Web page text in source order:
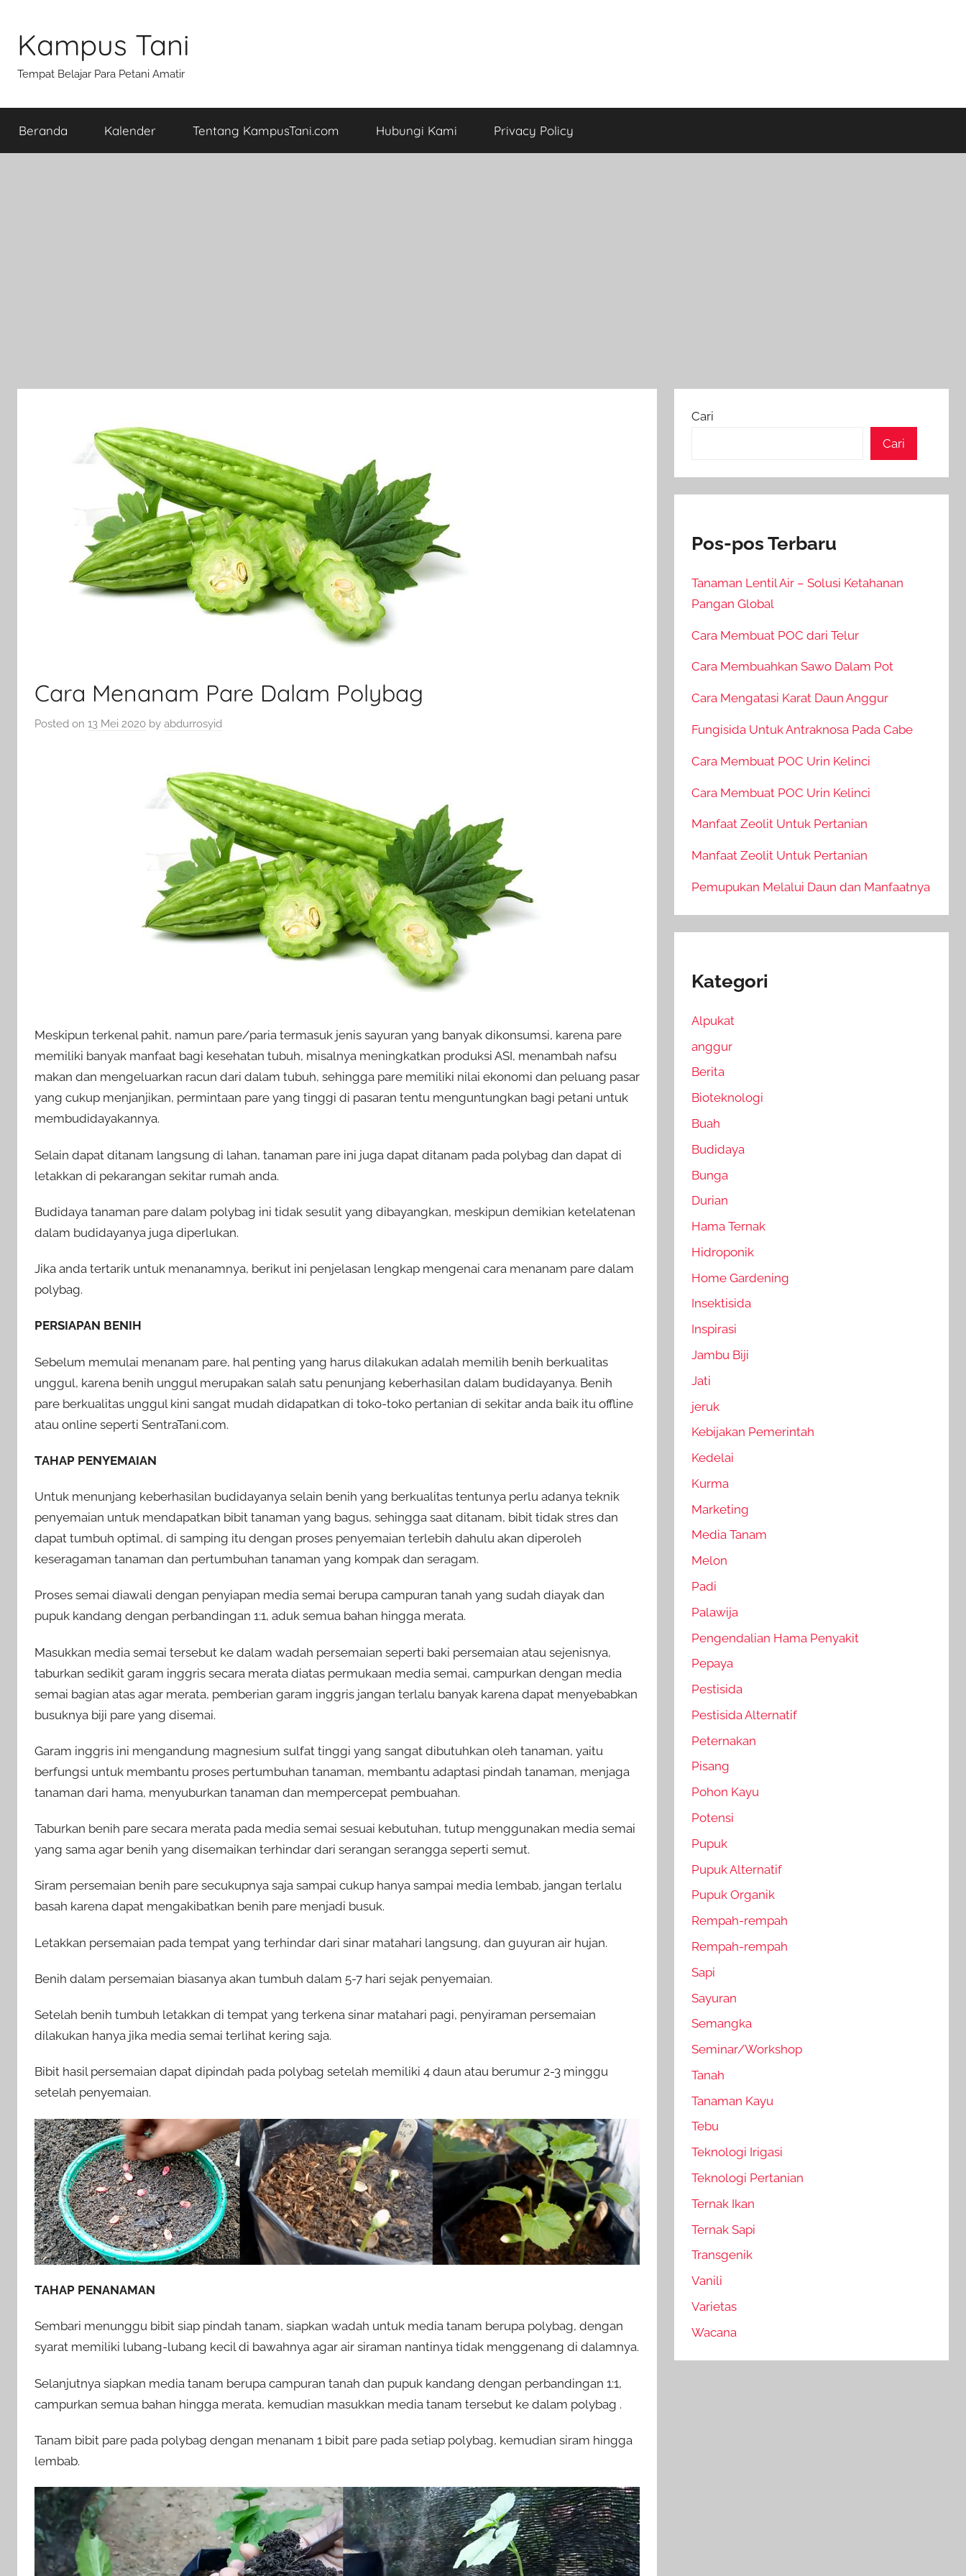
content
Kampus Tani
Tempat Belajar Para Petani Amatir
Beranda Kalender Tentang KampusTani.com Hubungi Kami Privacy Policy
Cara Menanam Pare Dalam Polybag
Posted on 13 Mei 2020 by abdurrosyid
Meskipun terkenal pahit, namun pare/paria termasuk jenis sayuran yang banyak dikonsumsi, karena pare
memiliki banyak manfaat bagi kesehatan tubuh, misalnya meningkatkan produksi ASI, menambah nafsu
makan dan mengeluarkan racun dari dalam tubuh, sehingga pare memiliki nilai ekonomi dan peluang pasar
yang cukup menjanjikan, permintaan pare yang tinggi di pasaran tentu menguntungkan bagi petani untuk
membudidayakannya.
Selain dapat ditanam langsung di lahan, tanaman pare ini juga dapat ditanam pada polybag dan dapat di
letakkan di pekarangan sekitar rumah anda.
Budidaya tanaman pare dalam polybag ini tidak sesulit yang dibayangkan, meskipun demikian ketelatenan
dalam budidayanya juga diperlukan.
Jika anda tertarik untuk menanamnya, berikut ini penjelasan lengkap mengenai cara menanam pare dalam
polybag.
PERSIAPAN BENIH
Sebelum memulai menanam pare, hal penting yang harus dilakukan adalah memilih benih berkualitas
unggul, karena benih unggul merupakan salah satu penunjang keberhasilan dalam budidayanya. Benih
pare berkualitas unggul kini sangat mudah didapatkan di toko-toko pertanian di sekitar anda baik itu offline
atau online seperti SentraTani.com.
TAHAP PENYEMAIAN
Untuk menunjang keberhasilan budidayanya selain benih yang berkualitas tentunya perlu adanya teknik
penyemaian untuk mendapatkan bibit tanaman yang bagus, sehingga saat ditanam, bibit tidak stres dan
dapat tumbuh optimal, di samping itu dengan proses penyemaian terlebih dahulu akan diperoleh
keseragaman tanaman dan pertumbuhan tanaman yang kompak dan seragam.
Proses semai diawali dengan penyiapan media semai berupa campuran tanah yang sudah diayak dan
pupuk kandang dengan perbandingan 1:1, aduk semua bahan hingga merata.
Masukkan media semai tersebut ke dalam wadah persemaian seperti baki persemaian atau sejenisnya,
taburkan sedikit garam inggris secara merata diatas permukaan media semai, campurkan dengan media
semai bagian atas agar merata, pemberian garam inggris jangan terlalu banyak karena dapat menyebabkan
busuknya biji pare yang disemai.
Garam inggris ini mengandung magnesium sulfat tinggi yang sangat dibutuhkan oleh tanaman, yaitu
berfungsi untuk membantu proses pertumbuhan tanaman, membantu adaptasi pindah tanaman, menjaga
tanaman dari hama, menyuburkan tanaman dan mempercepat pembuahan.
Taburkan benih pare secara merata pada media semai sesuai kebutuhan, tutup menggunakan media semai
yang sama agar benih yang disemaikan terhindar dari serangan serangga seperti semut.
Siram persemaian benih pare secukupnya saja sampai cukup hanya sampai media lembab, jangan terlalu
basah karena dapat mengakibatkan benih pare menjadi busuk.
Letakkan persemaian pada tempat yang terhindar dari sinar matahari langsung, dan guyuran air hujan.
Benih dalam persemaian biasanya akan tumbuh dalam 5-7 hari sejak penyemaian.
Setelah benih tumbuh letakkan di tempat yang terkena sinar matahari pagi, penyiraman persemaian
dilakukan hanya jika media semai terlihat kering saja.
Bibit hasil persemaian dapat dipindah pada polybag setelah memiliki 4 daun atau berumur 2-3 minggu
setelah penyemaian.
TAHAP PENANAMAN
Sembari menunggu bibit siap pindah tanam, siapkan wadah untuk media tanam berupa polybag, dengan
syarat memiliki lubang-lubang kecil di bawahnya agar air siraman nantinya tidak menggenang di dalamnya.
Selanjutnya siapkan media tanam berupa campuran tanah dan pupuk kandang dengan perbandingan 1:1,
campurkan semua bahan hingga merata, kemudian masukkan media tanam tersebut ke dalam polybag .
Tanam bibit pare pada polybag dengan menanam 1 bibit pare pada setiap polybag, kemudian siram hingga
lembab.
Cari
Cari
Pos-pos Terbaru
Tanaman Lentil Air – Solusi Ketahanan
Pangan Global
Cara Membuat POC dari Telur
Cara Membuahkan Sawo Dalam Pot
Cara Mengatasi Karat Daun Anggur
Fungisida Untuk Antraknosa Pada Cabe
Cara Membuat POC Urin Kelinci
Cara Membuat POC Urin Kelinci
Manfaat Zeolit Untuk Pertanian
Manfaat Zeolit Untuk Pertanian
Pemupukan Melalui Daun dan Manfaatnya
Kategori
Alpukat
anggur
Berita
Bioteknologi
Buah
Budidaya
Bunga
Durian
Hama Ternak
Hidroponik
Home Gardening
Insektisida
Inspirasi
Jambu Biji
Jati
jeruk
Kebijakan Pemerintah
Kedelai
Kurma
Marketing
Media Tanam
Melon
Padi
Palawija
Pengendalian Hama Penyakit
Pepaya
Pestisida
Pestisida Alternatif
Peternakan
Pisang
Pohon Kayu
Potensi
Pupuk
Pupuk Alternatif
Pupuk Organik
Rempah-rempah
Rempah-rempah
Sapi
Sayuran
Semangka
Seminar/Workshop
Tanah
Tanaman Kayu
Tebu
Teknologi Irigasi
Teknologi Pertanian
Ternak Ikan
Ternak Sapi
Transgenik
Vanili
Varietas
Wacana